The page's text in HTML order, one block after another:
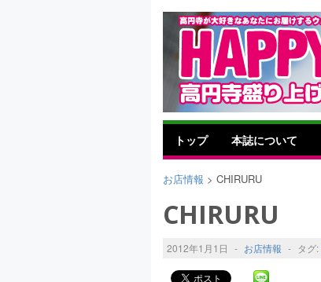
トップ 本誌について
お店情報 > CHIRURU
CHIRURU
2012年1月1日 - お店情報 - タグ: